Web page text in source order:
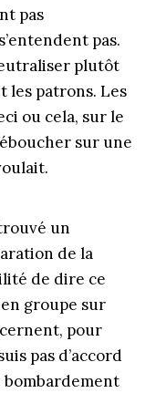
pas
pas.
plutôt
les patrons. Les
ou cela, sur le
sur une
un
de la
de dire ce
groupe sur
pour
pas d’accord
bombardement